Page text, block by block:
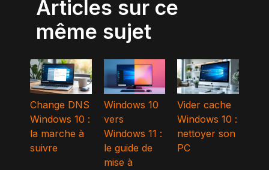
Articles sur ce
même sujet
Change DNS
Windows 10 :
la marche à
suivre
Windows 10
vers
Windows 11 :
le guide de
mise à
Vider cache
Windows 10 :
nettoyer son
PC